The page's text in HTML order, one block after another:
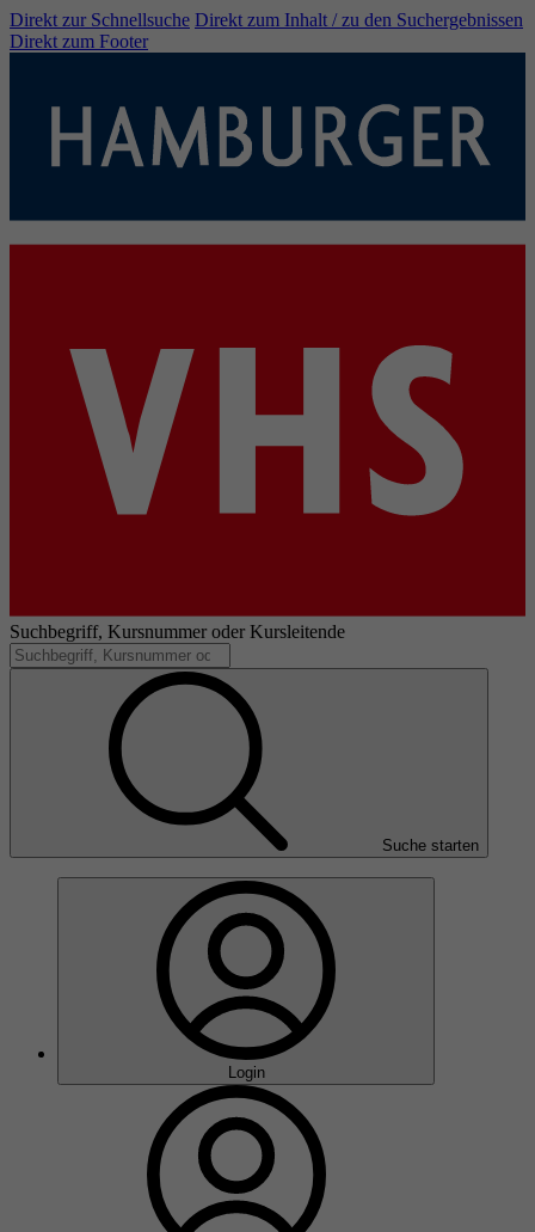
Direkt zur Schnellsuche Direkt zum Inhalt / zu den Suchergebnissen
Direkt zum Footer
Suchbegriff, Kursnummer oder Kursleitende
Suche starten
Login